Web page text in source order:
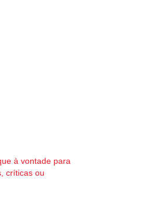
à vontade para
críticas ou